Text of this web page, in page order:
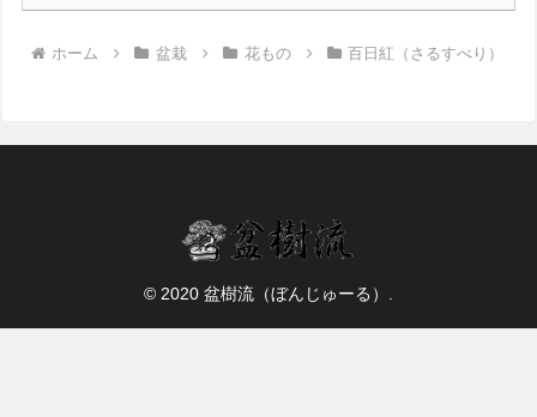
ホーム 盆栽 花もの 百日紅（さるすべり）
© 2020 盆樹流（ぼんじゅーる）.